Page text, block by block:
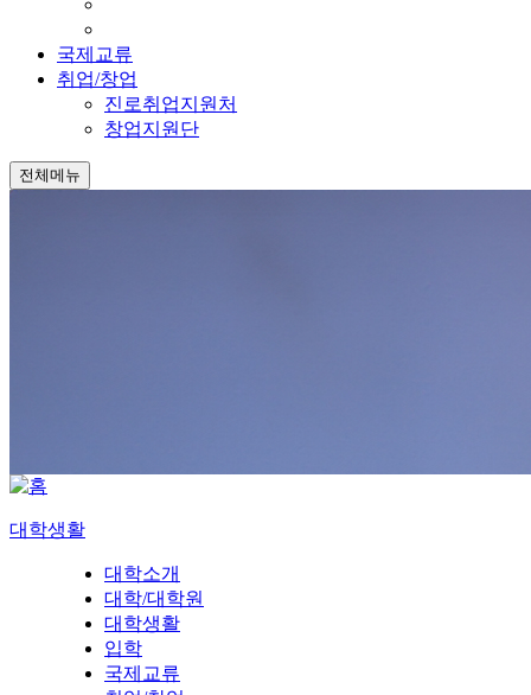
국제교류
취업/창업
진로취업지원처
창업지원단
전체메뉴
대학생활
대학소개
대학/대학원
대학생활
입학
국제교류